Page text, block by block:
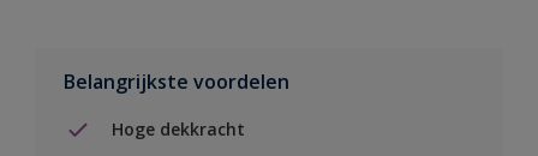
Belangrijkste voordelen
Hoge dekkracht